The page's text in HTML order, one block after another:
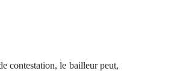
contestation, le bailleur peut,